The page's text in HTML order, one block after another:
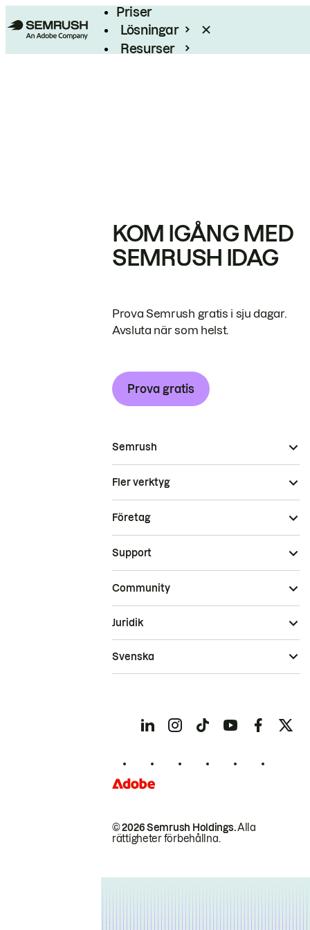
Priser
Lösningar
Resurser
KOM IGÅNG MED
SEMRUSH IDAG
Prova Semrush gratis i sju dagar.
Avsluta när som helst.
Prova gratis
Semrush
Fler verktyg
Företag
Support
Community
© 2026 Semrush Holdings.Alla
rättigheter förbehållna.
Juridik
Svenska